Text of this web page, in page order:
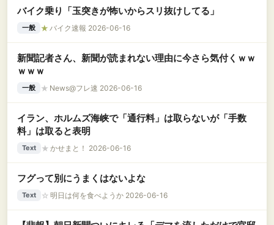
バイク乗り「玉突きが怖いからスリ抜けしてる」
一般 ★ バイク速報 2026-06-16
新聞記者さん、新聞が読まれない理由に今さら気付くｗｗ
ｗｗｗ
一般 ★ News@フレ速 2026-06-16
イラン、ホルムズ海峡で「通行料」は取らないが「手数
料」は取ると表明
Text ★ かせまと！ 2026-06-16
フグって別にうまくはないよな
Text ☆ 明日は何を食べようか 2026-06-16